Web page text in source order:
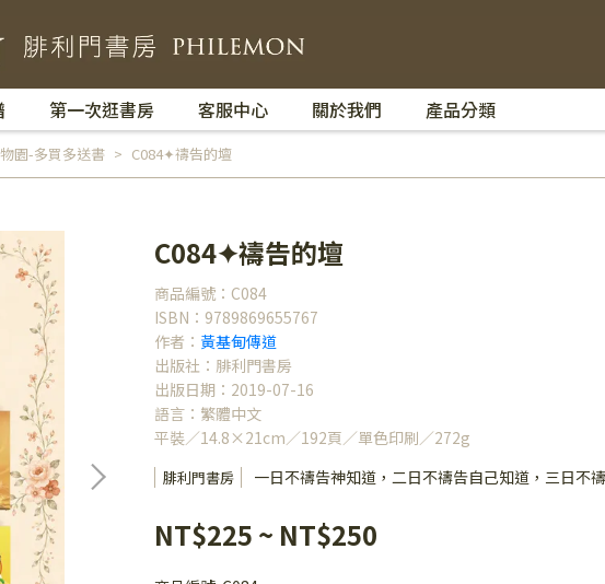
第一次逛書房 客服中心 關於我們 產品分類
園-多買多送書 C084✦禱告的壇
C084✦禱告的壇
商品編號：C084
ISBN：9789869655767
作者： 黃基甸傳道
出版社：腓利門書房
出版日期：2019-07-16
語言：繁體中文
平裝／14.8×21cm／192頁／單色印刷／272g
腓利門書房 一日不禱告神知道，二日不禱告自己知道，三日不
NT$225 ~ NT$250